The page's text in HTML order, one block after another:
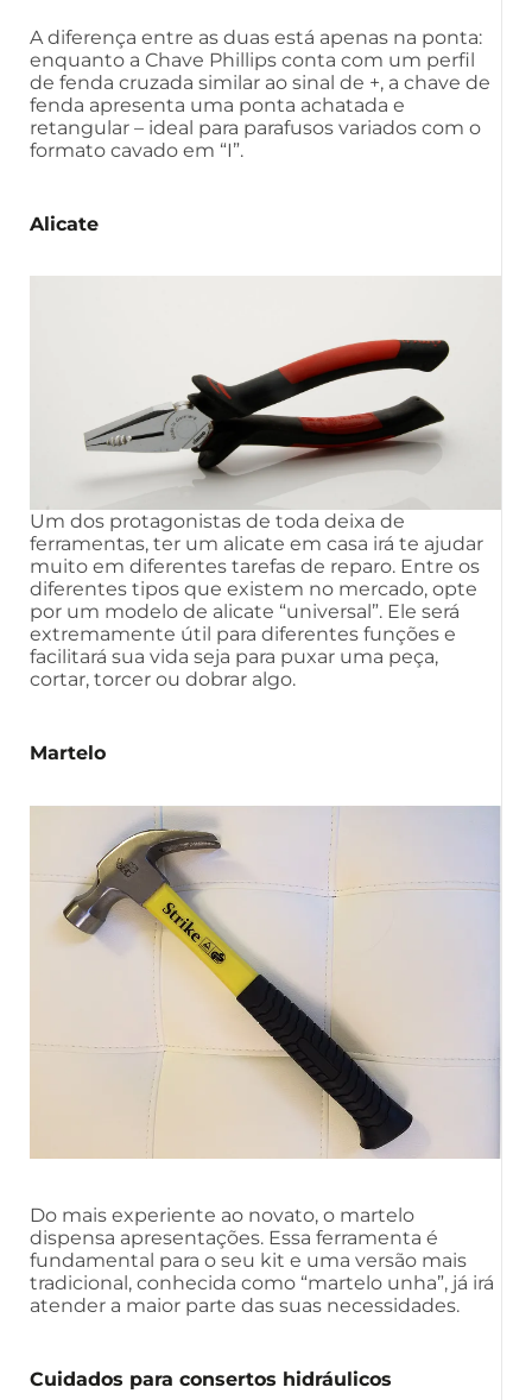
A diferença entre as duas está apenas na ponta:
enquanto a Chave Phillips conta com um perfil
de fenda cruzada similar ao sinal de +, a chave de
fenda apresenta uma ponta achatada e
retangular – ideal para parafusos variados com o
formato cavado em “I”.
Alicate
Um dos protagonistas de toda deixa de
ferramentas, ter um alicate em casa irá te ajudar
muito em diferentes tarefas de reparo. Entre os
diferentes tipos que existem no mercado, opte
por um modelo de alicate “universal”. Ele será
extremamente útil para diferentes funções e
facilitará sua vida seja para puxar uma peça,
cortar, torcer ou dobrar algo.
Martelo
Do mais experiente ao novato, o martelo
dispensa apresentações. Essa ferramenta é
fundamental para o seu kit e uma versão mais
tradicional, conhecida como “martelo unha”, já irá
atender a maior parte das suas necessidades.
Cuidados para consertos hidráulicos